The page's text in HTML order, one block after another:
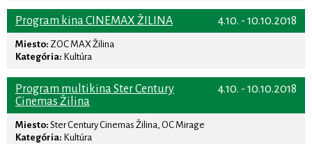
4.10. - 10.10.2018
Program kina CINEMAX ŽILINA
Miesto: ZOC MAX Žilina
Kategória: Kultúra
4.10. - 10.10.2018
Program multikina Ster Century
Cinemas Žilina
Miesto: Ster Century Cinemas Žilina, OC Mirage
Kategória: Kultúra